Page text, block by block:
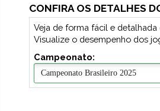
CONFIRA OS DETALHES
Veja de forma fácil e
Visualize o desempenho dos
Campeonato: